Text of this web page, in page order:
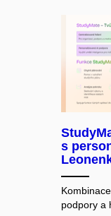
s
podpory a